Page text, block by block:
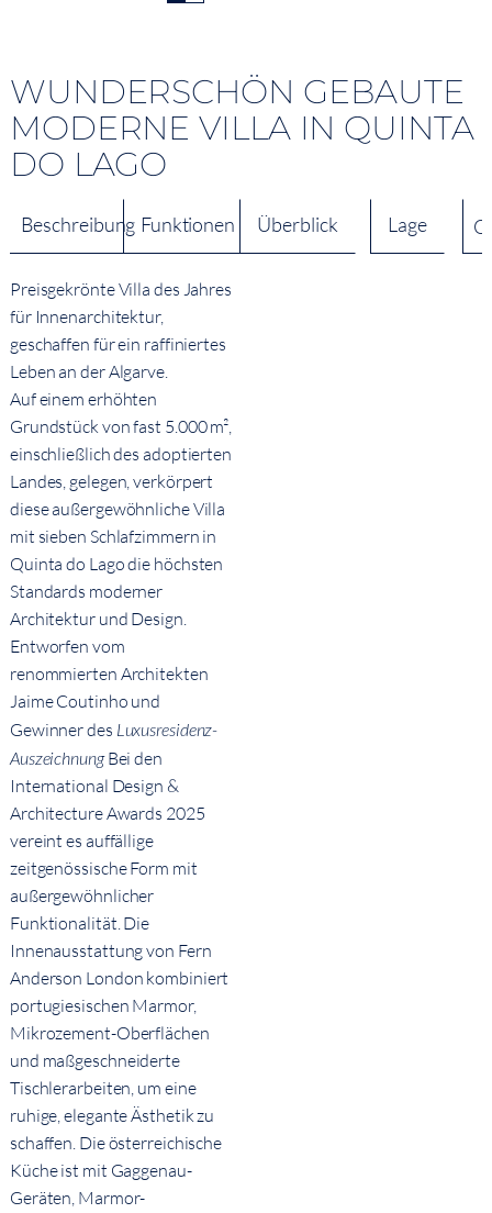
WUNDERSCHÖN GEBAUTE
MODERNE VILLA IN QUINTA
DO LAGO
Beschreibung Funktionen Überblick Lage
Preisgekrönte Villa des Jahres
für Innenarchitektur,
geschaffen für ein raffiniertes
Leben an der Algarve.
Auf einem erhöhten
Grundstück von fast 5.000 m²,
einschließlich des adoptierten
Landes, gelegen, verkörpert
diese außergewöhnliche Villa
mit sieben Schlafzimmern in
Quinta do Lago die höchsten
Standards moderner
Architektur und Design.
Entworfen vom
renommierten Architekten
Jaime Coutinho und
Gewinner des Luxusresidenz-
AuszeichnungBei den
International Design &
Architecture Awards 2025
vereint es auffällige
zeitgenössische Form mit
außergewöhnlicher
Funktionalität. Die
Innenausstattung von Fern
Anderson London kombiniert
portugiesischen Marmor,
Mikrozement-Oberflächen
und maßgeschneiderte
Tischlerarbeiten, um eine
ruhige, elegante Ästhetik zu
schaffen. Die österreichische
Küche ist mit Gaggenau-
Geräten, Marmor-